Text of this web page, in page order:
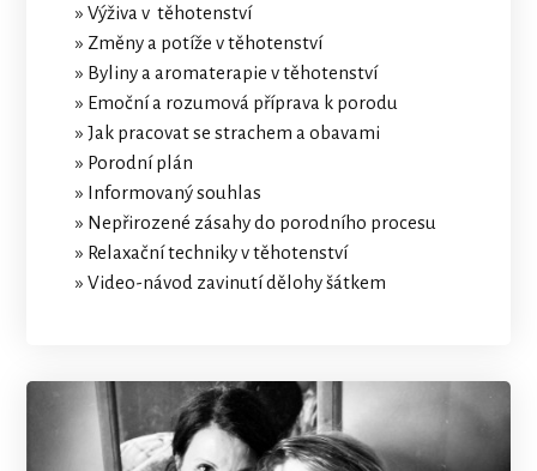
» Výživa v těhotenství
» Změny a potíže v těhotenství
» Byliny a aromaterapie v těhotenství
» Emoční a rozumová příprava k porodu
» Jak pracovat se strachem a obavami
» Porodní plán
» Informovaný souhlas
» Nepřirozené zásahy do porodního procesu
» Relaxační techniky v těhotenství
» Video-návod zavinutí dělohy šátkem